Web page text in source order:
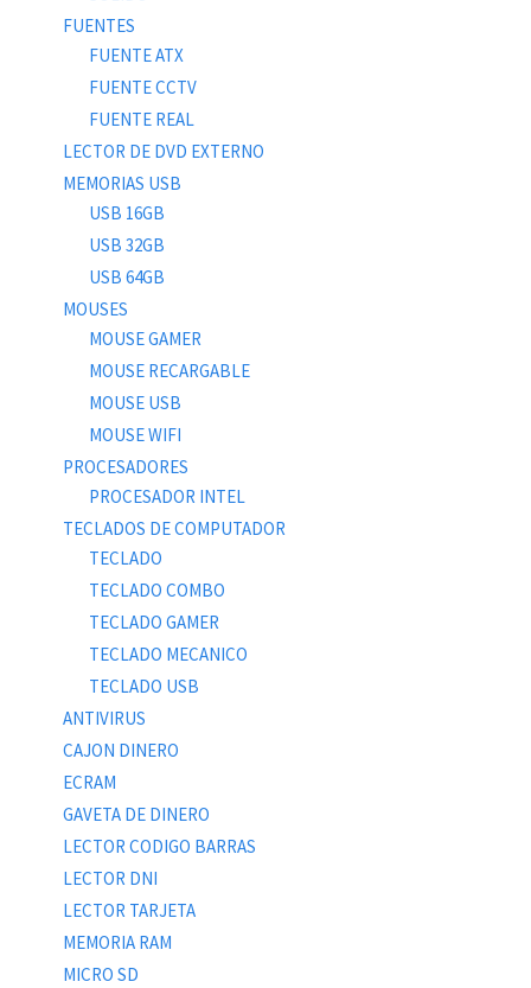
FUENTES
FUENTE ATX
FUENTE CCTV
FUENTE REAL
LECTOR DE DVD EXTERNO
MEMORIAS USB
USB 16GB
USB 32GB
USB 64GB
MOUSES
MOUSE GAMER
MOUSE RECARGABLE
MOUSE USB
MOUSE WIFI
PROCESADORES
PROCESADOR INTEL
TECLADOS DE COMPUTADOR
TECLADO
TECLADO COMBO
TECLADO GAMER
TECLADO MECANICO
TECLADO USB
ANTIVIRUS
CAJON DINERO
ECRAM
GAVETA DE DINERO
LECTOR CODIGO BARRAS
LECTOR DNI
LECTOR TARJETA
MEMORIA RAM
MICRO SD